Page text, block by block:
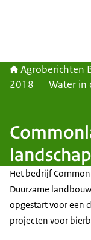
Agroberichten
2018
Water in
Het bedrijf
Duurzame
opgestart voor een
projecten voor